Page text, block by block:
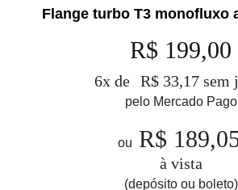
Flange turbo T3 monofluxo
R$ 199,00
6x de R$ 33,17 sem
pelo Mercado Pago
ou R$
à vista
(depósito ou boleto)